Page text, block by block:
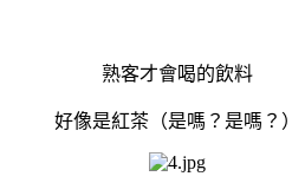
熟客才會喝的飲料
好像是紅茶（是嗎？是嗎？）